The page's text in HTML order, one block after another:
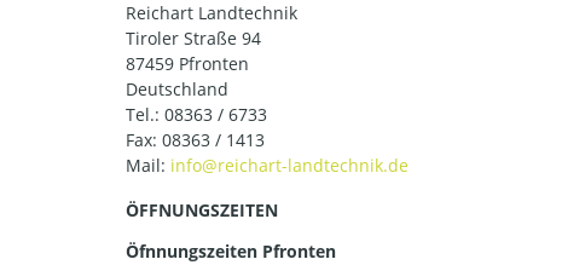
Reichart Landtechnik
Tiroler Straße 94
87459 Pfronten
Deutschland
Tel.: 08363 / 6733
Fax: 08363 / 1413
Mail:
ÖFFNUNGSZEITEN
Öfnnungszeiten Pfronten